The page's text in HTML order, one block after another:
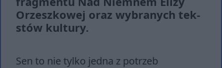
Orzeszkowej oraz wy­bra­nych tek­
stów kul­tu­ry.
Sen to nie tylko jedna z potrzeb